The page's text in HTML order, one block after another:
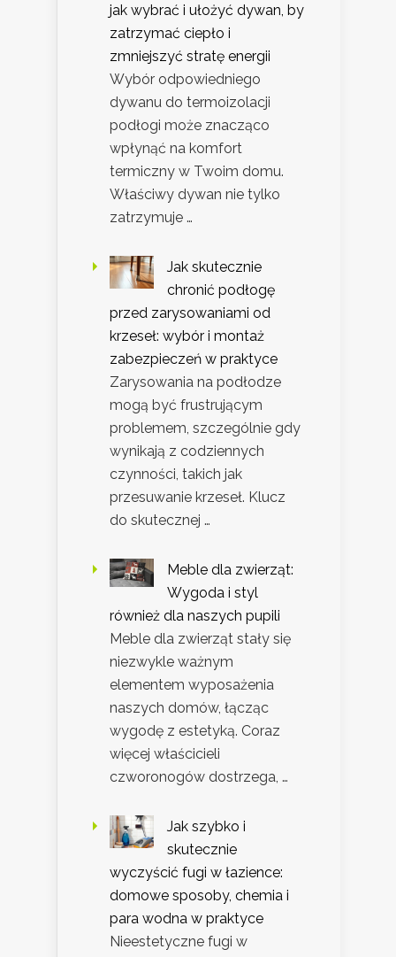
jak wybrać i ułożyć dywan, by
zatrzymać ciepło i
zmniejszyć stratę energii
Wybór odpowiedniego
dywanu do termoizolacji
podłogi może znacząco
wpłynąć na komfort
termiczny w Twoim domu.
Właściwy dywan nie tylko
zatrzymuje …
Jak skutecznie
chronić podłogę
przed zarysowaniami od
krzeseł: wybór i montaż
zabezpieczeń w praktyce
Zarysowania na podłodze
mogą być frustrującym
problemem, szczególnie gdy
wynikają z codziennych
czynności, takich jak
przesuwanie krzeseł. Klucz
do skutecznej …
Meble dla zwierząt:
Wygoda i styl
również dla naszych pupili
Meble dla zwierząt stały się
niezwykle ważnym
elementem wyposażenia
naszych domów, łącząc
wygodę z estetyką. Coraz
więcej właścicieli
czworonogów dostrzega, …
Jak szybko i
skutecznie
wyczyścić fugi w łazience:
domowe sposoby, chemia i
para wodna w praktyce
Nieestetyczne fugi w